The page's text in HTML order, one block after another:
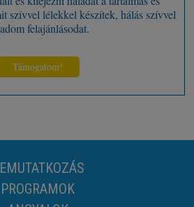
szívvel lélekkel készítek, hálás szívvel
felajánlásodat.
Támogatom!
PROGRAMOK